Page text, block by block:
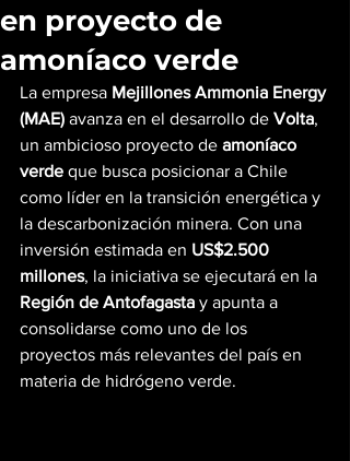
en proyecto de
amoníaco verde
La empresa Mejillones Ammonia Energy
(MAE) avanza en el desarrollo de Volta,
un ambicioso proyecto de amoníaco
verde que busca posicionar a Chile
como líder en la transición energética y
la descarbonización minera. Con una
inversión estimada en US$2.500
millones, la iniciativa se ejecutará en la
Región de Antofagasta y apunta a
consolidarse como uno de los
proyectos más relevantes del país en
materia de hidrógeno verde.